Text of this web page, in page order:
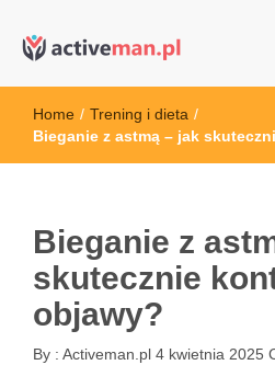
active man –
sportowym
Home / Trening i dieta /
Bieganie z astmą – jak
Bieganie z
skutecznie
objawy?
By : Activeman.pl 4 kwietnia 2025